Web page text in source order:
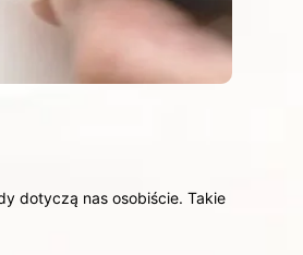
dotyczą nas osobiście. Takie